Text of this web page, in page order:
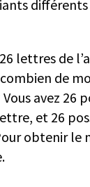
lettres de
de
avez 26
et 26
obtenir le